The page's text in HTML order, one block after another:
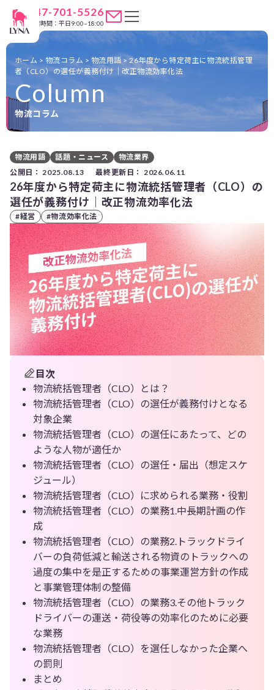
047-701-5526
営業時間：平日9:00~18:00
Column
物流コラム
ホーム > 物流コラム > 物流用語>26年度から特定荷主に物流統括管理
者（CLO）の選任が義務付け｜改正物流効率化法
物流用語 話題・ニュース
物流業界
公開日： 2025.08.13 最終更新日： 2026.06.11
26年度から特定荷主に物流統括管理者（CLO）の
選任が義務付け｜改正物流効率化法
#経営 #物流効率化法
目次
物流統括管理者（CLO）とは？
物流統括管理者（CLO）の選任が義務付けとなる
対象企業
物流統括管理者（CLO）の選任にあたって、どの
ような人物が適任か
物流統括管理者（CLO）の選任・届出（想定スケ
ジュール）
物流統括管理者（CLO）に求められる業務・役割
物流統括管理者（CLO）の業務1.中長期計画の作
成
物流統括管理者（CLO）の業務2.トラックドライ
バーの負荷低減と輸送される物資のトラックへの
過度の集中を是正するための事業運営方針の作成
と事業管理体制の整備
物流統括管理者（CLO）の業務3.その他トラック
ドライバーの運送・荷役等の効率化のために必要
な業務
物流統括管理者（CLO）を選任しなかった企業へ
の罰則
まとめ